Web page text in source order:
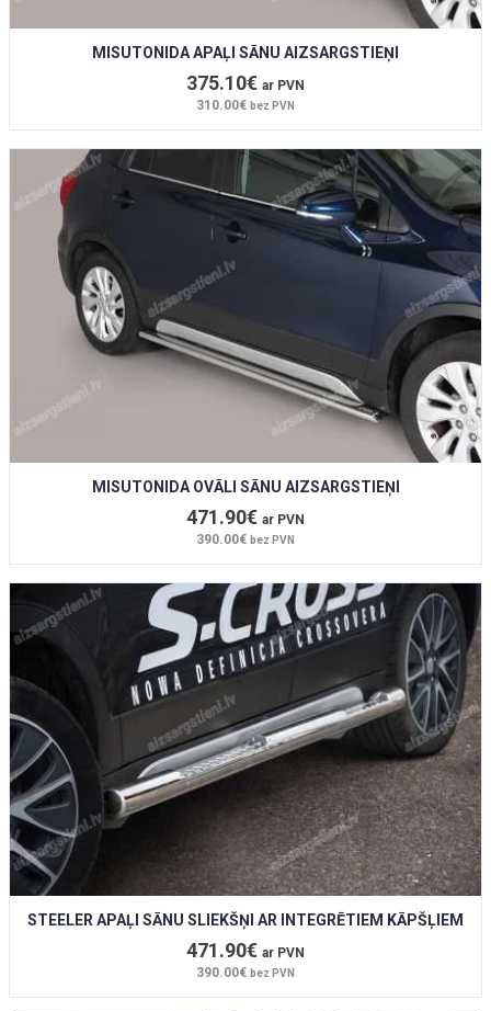
MISUTONIDA APAĻI SĀNU AIZSARGSTIEŅI
375.10€ ar PVN
310.00€ bez PVN
MISUTONIDA OVĀLI SĀNU AIZSARGSTIEŅI
471.90€ ar PVN
390.00€ bez PVN
STEELER APAĻI SĀNU SLIEKŠŅI AR INTEGRĒTIEM KĀPŠĻIEM
471.90€ ar PVN
390.00€ bez PVN